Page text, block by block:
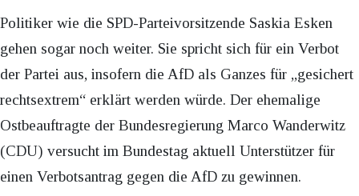
Politiker wie die SPD-Parteivorsitzende Saskia Esken
gehen sogar noch weiter. Sie spricht sich für ein Verbot
der Partei aus, insofern die AfD als Ganzes für „gesichert
rechtsextrem“ erklärt werden würde. Der ehemalige
Ostbeauftragte der Bundesregierung Marco Wanderwitz
(CDU) versucht im Bundestag aktuell Unterstützer für
einen Verbotsantrag gegen die AfD zu gewinnen.